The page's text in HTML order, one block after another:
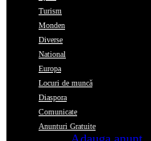
Turism
Monden
Diverse
National
Europa
Locuri de muncă
Diaspora
Comunicate
Anunturi Gratuite